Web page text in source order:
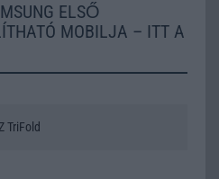
ELSŐ
MOBILJA – ITT A
TriFold